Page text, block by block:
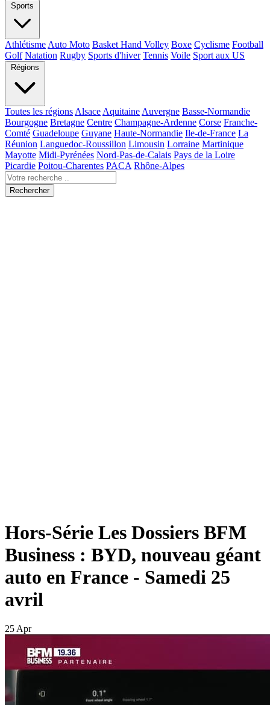
Sports
Athlétisme Auto Moto Basket Hand Volley Boxe Cyclisme Football
Golf Natation Rugby Sports d'hiver Tennis Voile Sport aux US
Régions
Toutes les régions Alsace Aquitaine Auvergne Basse-Normandie
Bourgogne Bretagne Centre Champagne-Ardenne Corse Franche-
Comté Guadeloupe Guyane Haute-Normandie Ile-de-France La
Réunion Languedoc-Roussillon Limousin Lorraine Martinique
Mayotte Midi-Pyrénées Nord-Pas-de-Calais Pays de la Loire
Picardie Poitou-Charentes PACA Rhône-Alpes
Rechercher
Hors-Série Les Dossiers BFM
Business : BYD, nouveau géant
auto en France - Samedi 25
avril
25 Apr